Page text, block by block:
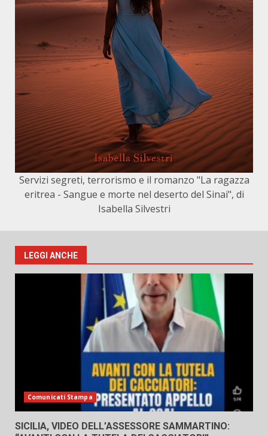
Servizi segreti, terrorismo e il romanzo "La ragazza
eritrea - Sangue e morte nel deserto del Sinai", di
Isabella Silvestri
LEGGI ANCHE
Comunicati Stampa
SICILIA, VIDEO DELL’ASSESSORE SAMMARTINO: